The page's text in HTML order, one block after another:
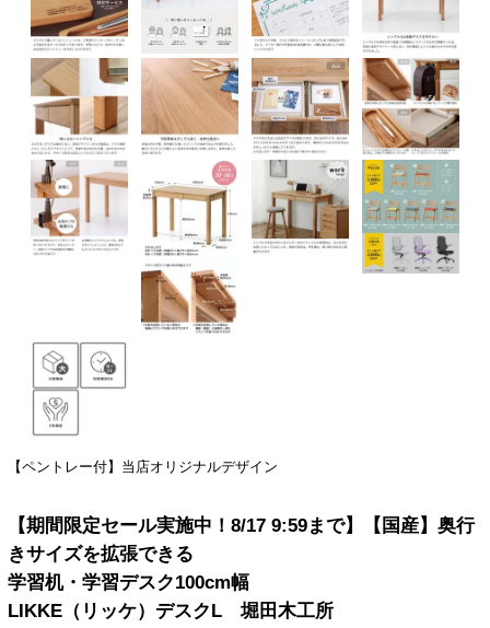
【ペントレー付】当店オリジナルデザイン
【期間限定セール実施中！8/17 9:59まで】【国産】奥行
きサイズを拡張できる
学習机・学習デスク100cm幅
LIKKE（リッケ）デスクL 堀田木工所